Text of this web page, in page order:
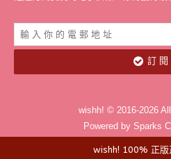
訂 閱
wishh! © 2016-2026
Powered by Sparks
wishh! 100% 正版